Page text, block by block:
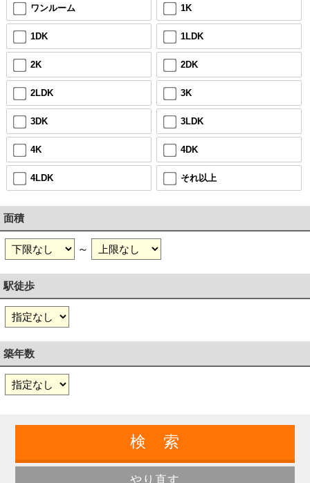
ワンルーム 1K
1DK 1LDK
2K 2DK
2LDK 3K
3DK 3LDK
4K 4DK
4LDK それ以上
面積
～
駅徒歩
築年数